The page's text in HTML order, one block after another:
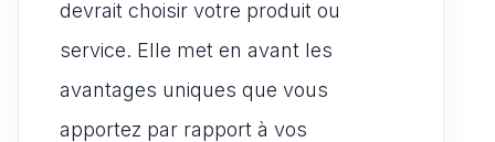
devrait choisir votre produit ou
service. Elle met en avant les
avantages uniques que vous
apportez par rapport à vos